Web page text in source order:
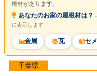
根材があります。
あなたのお家の屋根材は？
に表示します
金属 瓦 セ
千葉県